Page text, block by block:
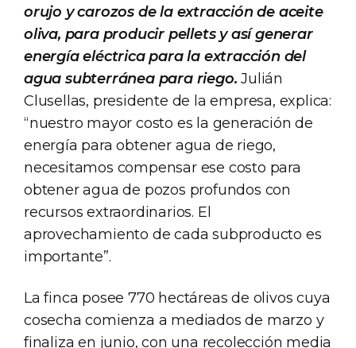
orujo y carozos de la extracción de aceite
oliva, para producir pellets y así generar
energía eléctrica para la extracción del
agua subterránea para riego. Julián
Clusellas, presidente de la empresa, explica:
“nuestro mayor costo es la generación de
energía para obtener agua de riego,
necesitamos compensar ese costo para
obtener agua de pozos profundos con
recursos extraordinarios. El
aprovechamiento de cada subproducto es
importante”.
La finca posee 770 hectáreas de olivos cuya
cosecha comienza a mediados de marzo y
finaliza en junio, con una recolección media